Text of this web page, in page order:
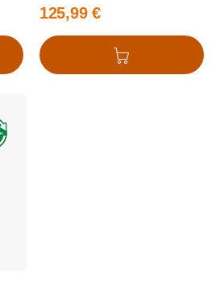
125,99 €
Aggiungi al carrello